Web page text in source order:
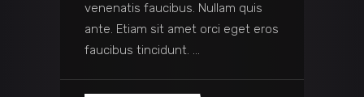
venenatis faucibus. Nullam quis
ante. Etiam sit amet orci eget eros
faucibus tincidunt.